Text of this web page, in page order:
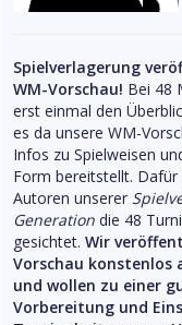
Spielverlagerung
WM-Vorschau! Bei 48
erst einmal den
es da unsere WM-
Infos zu Spielweisen
Form bereitstellt.
Autoren unserer
Generation die 48
gesichtet. Wir
Vorschau konstenlos
und wollen zu einer
Vorbereitung und